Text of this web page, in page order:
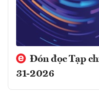
Đón đọc Tạp
31-2026